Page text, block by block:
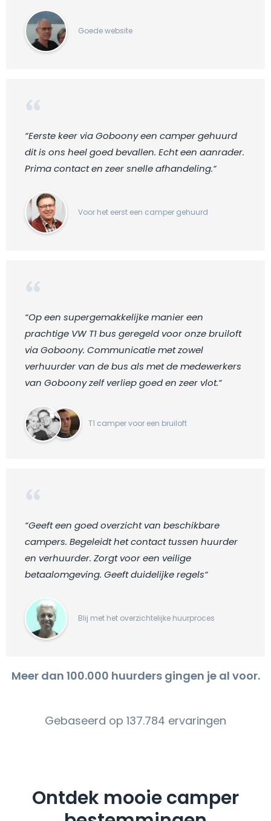
Goede website
“Eerste keer via Goboony een camper gehuurd
dit is ons heel goed bevallen. Echt een aanrader.
Prima contact en zeer snelle afhandeling.“
Voor het eerst een camper gehuurd
“Op een supergemakkelijke manier een
prachtige VW T1 bus geregeld voor onze bruiloft
via Goboony. Communicatie met zowel
verhuurder van de bus als met de medewerkers
van Goboony zelf verliep goed en zeer vlot.“
T1 camper voor een bruiloft
“Geeft een goed overzicht van beschikbare
campers. Begeleidt het contact tussen huurder
en verhuurder. Zorgt voor een veilige
betaalomgeving. Geeft duidelijke regels“
Blij met het overzichtelijke huurproces
Meer dan 100.000 huurders gingen je al voor.
Gebaseerd op 137.784 ervaringen
Ontdek mooie camper